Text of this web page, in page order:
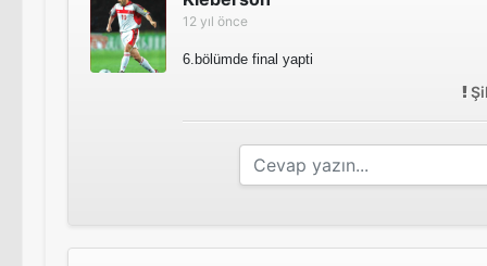
12 yıl önce
6.bölümde final yapti